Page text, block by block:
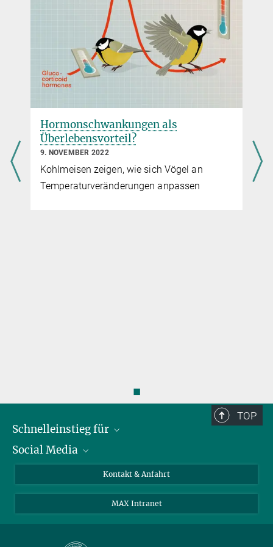
Hormonschwankungen als
Überlebensvorteil?
9. NOVEMBER 2022
Kohlmeisen zeigen, wie sich Vögel an
Temperaturveränderungen anpassen
◼
TOP
Schnelleinstieg für
Journalist*innen
Bewerbende
Social Media
Instagram
LinkedIn
Kontakt & Anfahrt
MAX Intranet